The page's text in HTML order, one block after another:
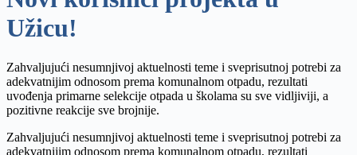
Užicu!
Zahvalјujući nesumnjivoj aktuelnosti teme i sveprisutnoj potrebi za
adekvatnijim odnosom prema komunalnom otpadu, rezultati
uvođenja primarne selekcije otpada u školama su sve vidlјiviji, a
pozitivne reakcije sve brojnije.
Zahvalјujući nesumnjivoj aktuelnosti teme i sveprisutnoj potrebi za
adekvatnijim odnosom prema komunalnom otpadu, rezultati